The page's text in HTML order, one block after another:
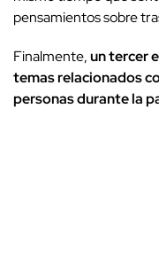
pensamientos sobre
Finalmente,un tercer
temas relacionados
personas durante la